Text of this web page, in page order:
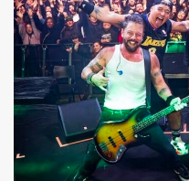
e
Thiago
Michelasi
fazem
cobertura
exclusiva
do
Leilão